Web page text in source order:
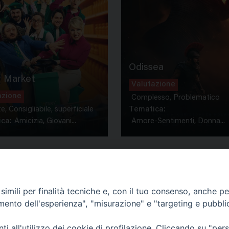
Market
Consigliabile, superficiale
Amicizia, Giovani...
Odissea
Valutazione
Complesso, Problematico
Tematica:
Amore-Sentimenti, Donna...
Contatti & Info
per finalità tecniche e, con il tuo consenso, anche
dell'esperienza", "misurazione" e "targeting e